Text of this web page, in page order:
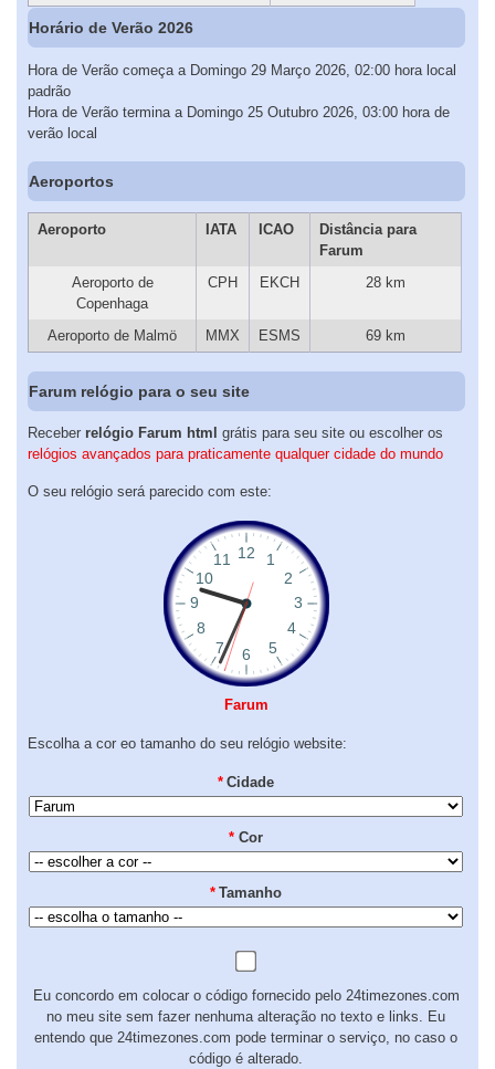
Horário de Verão 2026
Hora de Verão começa a Domingo 29 Março 2026, 02:00 hora local
padrão
Hora de Verão termina a Domingo 25 Outubro 2026, 03:00 hora de
verão local
Aeroportos
Aeroporto IATA ICAO
Distância para
Farum
Aeroporto de
Copenhaga
CPH EKCH 28 km
Aeroporto de Malmö MMX ESMS 69 km
Farum relógio para o seu site
Receber relógio Farum html grátis para seu site ou escolher os
relógios avançados para praticamente qualquer cidade do mundo
O seu relógio será parecido com este:
Farum
Escolha a cor eo tamanho do seu relógio website:
* Cidade
* Cor
* Tamanho
Eu concordo em colocar o código fornecido pelo 24timezones.com
no meu site sem fazer nenhuma alteração no texto e links. Eu
entendo que 24timezones.com pode terminar o serviço, no caso o
código é alterado.